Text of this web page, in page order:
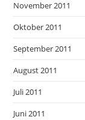
November 2011
Oktober 2011
September 2011
August 2011
Juli 2011
Juni 2011